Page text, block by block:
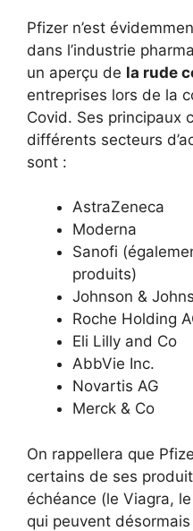
Pfizer n’est
dans l’industrie
un aperçu de la rude
entreprises lors de la
Covid. Ses principaux
différents secteurs
sont :
AstraZeneca
Moderna
Sanofi
produits)
Johnson &
Roche Holding
Eli Lilly and Co
AbbVie Inc.
Novartis AG
Merck & Co
On rappellera que
certains de ses
échéance (le Viagra,
qui peuvent